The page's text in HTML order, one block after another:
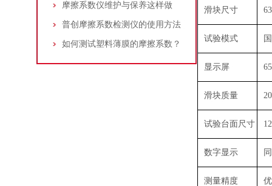
摩擦系数仪维护与保养这样做
普创摩擦系数检测仪的使用方法
如何测试塑料薄膜的摩擦系数？
滑块尺寸
试验模式
显示屏
滑块质量
试验台面尺寸
数字显示
测量精度